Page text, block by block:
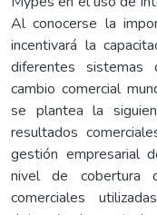
Al conocerse la
incentivará la
diferentes sistemas
cambio comercial
se plantea la
resultados
gestión empresarial
nivel de cobertura
comerciales